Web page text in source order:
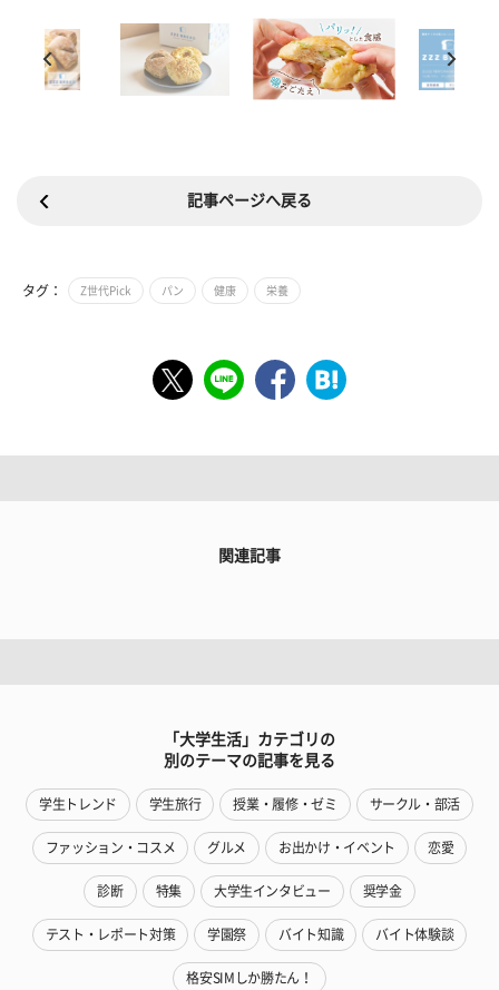
記事ページへ戻る
タグ： Z世代Pick パン 健康 栄養
関連記事
「大学生活」カテゴリの
別のテーマの記事を見る
学生トレンド 学生旅行 授業・履修・ゼミ サークル・部活
ファッション・コスメ グルメ お出かけ・イベント 恋愛
診断 特集 大学生インタビュー 奨学金
テスト・レポート対策 学園祭 バイト知識 バイト体験談
格安SIMしか勝たん！